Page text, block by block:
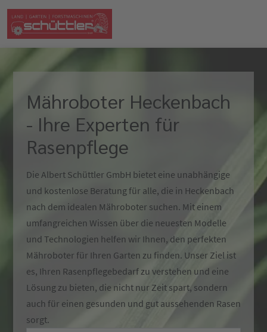
Mähroboter Heckenbach
- Ihre Experten für
Rasenpflege
Die Albert Schüttler GmbH bietet eine unabhängige
und kostenlose Beratung für alle, die in Heckenbach
nach dem idealen Mähroboter suchen. Mit einem
umfangreichen Wissen über die neuesten Modelle
und Technologien helfen wir Ihnen, den perfekten
Mähroboter für Ihren Garten zu finden. Unser Ziel ist
es, Ihren Rasenpflegebedarf zu verstehen und eine
Lösung zu bieten, die nicht nur Zeit spart, sondern
auch für einen gesunden und gut aussehenden Rasen
sorgt.